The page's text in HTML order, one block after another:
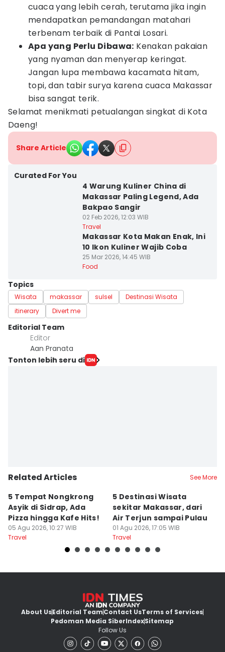
cuaca yang lebih cerah, terutama jika ingin
mendapatkan pemandangan matahari
terbenam terbaik di Pantai Losari.
Apa yang Perlu Dibawa: Kenakan pakaian
yang nyaman dan menyerap keringat.
Jangan lupa membawa kacamata hitam,
topi, dan tabir surya karena cuaca Makassar
bisa sangat terik.
Selamat menikmati petualangan singkat di Kota
Daeng!
Share Article
Curated For You
4 Warung Kuliner China di
Makassar Paling Legend, Ada
Bakpao Sangir
02 Feb 2026, 12:03 WIB
Travel
Makassar Kota Makan Enak, Ini
10 Ikon Kuliner Wajib Coba
25 Mar 2026, 14:45 WIB
Food
Topics
Wisata makassar sulsel
Destinasi Wisata
itinerary
Divert me
Editorial Team
Editor
Aan Pranata
Tonton lebih seru di
Related Articles See More
5 Tempat Nongkrong
Asyik di Sidrap, Ada
Pizza hingga Kafe Hits!
05 Agu 2026, 10:27 WIB
Travel
5 Destinasi Wisata
sekitar Makassar, dari
Air Terjun sampai Pulau
01 Agu 2026, 17:05 WIB
Travel
About UsEditorial TeamContact UsTerms of Services
Pedoman Media SiberIndexSitemap
Follow Us